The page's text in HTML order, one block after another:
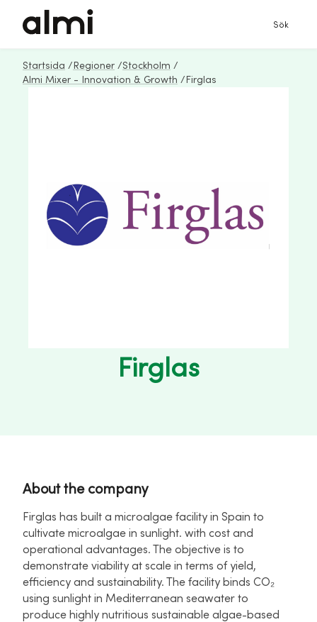
Sök
Startsida / Regioner /Stockholm /
Almi Mixer - Innovation & Growth / Firglas
Firglas
About the company
Firglas has built a microalgae facility in Spain to
cultivate microalgae in sunlight. with cost and
operational advantages. The objective is to
demonstrate viability at scale in terms of yield,
efficiency and sustainability. The facility binds CO₂
using sunlight in Mediterranean seawater to
produce highly nutritious sustainable algae-based